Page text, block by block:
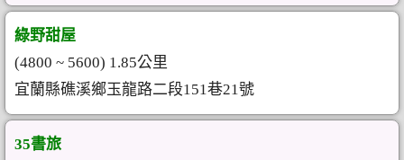
綠野甜屋
(4800 ~ 5600) 1.85公里
宜蘭縣礁溪鄉玉龍路二段151巷21號
35書旅